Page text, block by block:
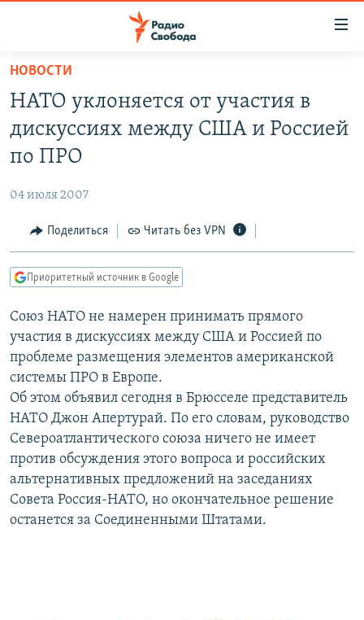
упрощенного
доступа
основному
Вернутся
Вернутся
поиску
ПОДКАСТЫ
АВТОРСКИЕ ПРОЕКТЫ
МНЕНИЯ
КУЛЬТУРА
КАВКАЗ.РЕАЛИИ
СЕВЕР.РЕАЛИИ
СИБИРЬ.РЕАЛИИ
РАСПИСАНИЕ ВЕЩАНИЯ
ПОДПИШИТЕСЬ НА РАССЫЛКУ
СОЦИАЛЬНЫЕ СЕТИ
НОВОСТИ
НАТО уклоняется от участия в
дискуссиях между США и Россией
по ПРО
04 июля 2007
Поделиться Читать без VPN
Приоритетный источник в Google
Союз НАТО не намерен принимать прямого
участия в дискуссиях между США и Россией по
проблеме размещения элементов американской
системы ПРО в Европе.
Об этом объявил сегодня в Брюсселе представитель
НАТО Джон Апертурай. По его словам, руководство
Североатлантического союза ничего не имеет
против обсуждения этого вопроса и российских
альтернативных предложений на заседаниях
Совета Россия-НАТО, но окончательное решение
останется за Соединенными Штатами.